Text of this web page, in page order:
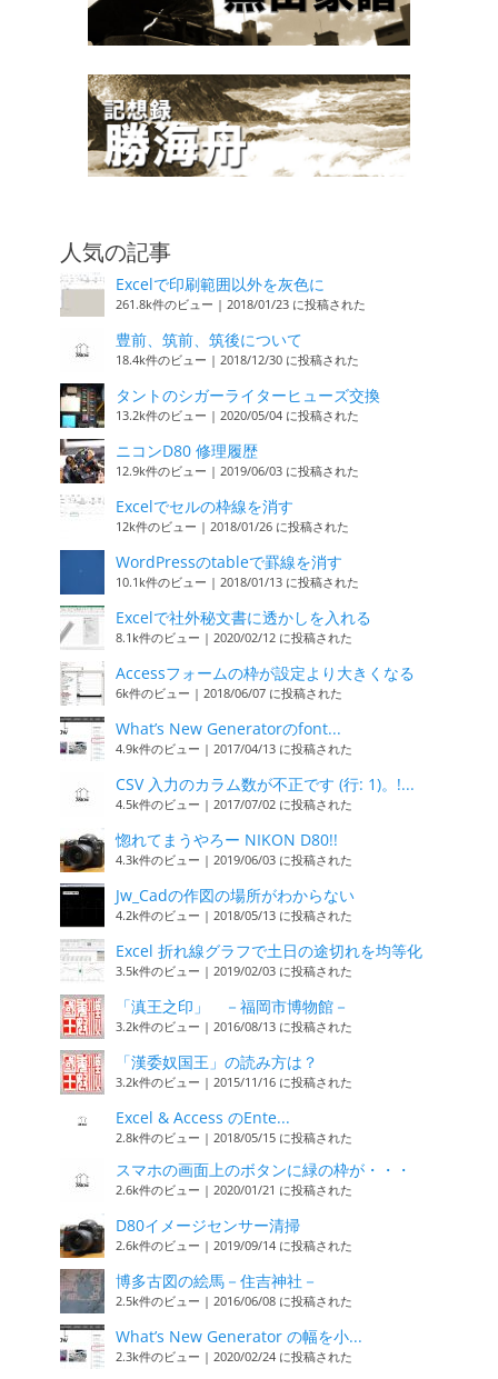
人気の記事
Excelで印刷範囲以外を灰色に
261.8k件のビュー | 2018/01/23 に投稿された
豊前、筑前、筑後について
18.4k件のビュー | 2018/12/30 に投稿された
タントのシガーライターヒューズ交換
13.2k件のビュー | 2020/05/04 に投稿された
ニコンD80 修理履歴
12.9k件のビュー | 2019/06/03 に投稿された
Excelでセルの枠線を消す
12k件のビュー | 2018/01/26 に投稿された
WordPressのtableで罫線を消す
10.1k件のビュー | 2018/01/13 に投稿された
Excelで社外秘文書に透かしを入れる
8.1k件のビュー | 2020/02/12 に投稿された
Accessフォームの枠が設定より大きくなる
6k件のビュー | 2018/06/07 に投稿された
What’s New Generatorのfont...
4.9k件のビュー | 2017/04/13 に投稿された
CSV 入力のカラム数が不正です (行: 1)。!...
4.5k件のビュー | 2017/07/02 に投稿された
惚れてまうやろー NIKON D80!!
4.3k件のビュー | 2019/06/03 に投稿された
Jw_Cadの作図の場所がわからない
4.2k件のビュー | 2018/05/13 に投稿された
Excel 折れ線グラフで土日の途切れを均等化
3.5k件のビュー | 2019/02/03 に投稿された
「滇王之印」 －福岡市博物館－
3.2k件のビュー | 2016/08/13 に投稿された
「漢委奴国王」の読み方は？
3.2k件のビュー | 2015/11/16 に投稿された
Excel & Access のEnte...
2.8k件のビュー | 2018/05/15 に投稿された
スマホの画面上のボタンに緑の枠が・・・
2.6k件のビュー | 2020/01/21 に投稿された
D80イメージセンサー清掃
2.6k件のビュー | 2019/09/14 に投稿された
博多古図の絵馬－住吉神社－
2.5k件のビュー | 2016/06/08 に投稿された
What’s New Generator の幅を小...
2.3k件のビュー | 2020/02/24 に投稿された